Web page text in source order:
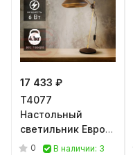
17 433 ₽
T4077
Настольный
светильник Евро
Офис
0
В наличии: 3